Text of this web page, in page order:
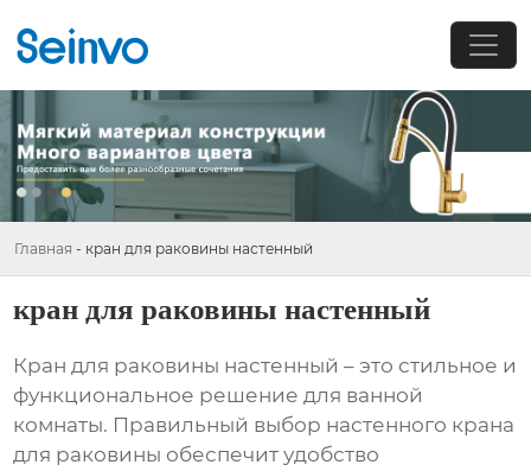
Главная - кран для раковины настенный
кран для раковины настенный
Кран для раковины настенный – это стильное и
функциональное решение для ванной
комнаты. Правильный выбор настенного крана
для раковины обеспечит удобство